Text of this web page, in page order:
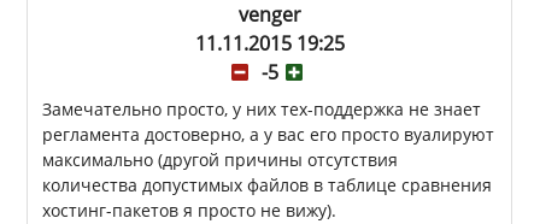
venger
11.11.2015 19:25
-5
Замечательно просто, у них тех-поддержка не знает
регламента достоверно, а у вас его просто вуалируют
максимально (другой причины отсутствия
количества допустимых файлов в таблице сравнения
хостинг-пакетов я просто не вижу).